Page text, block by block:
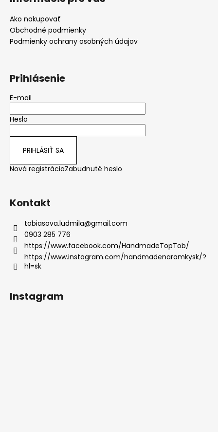
Ako nakupovať
Obchodné podmienky
Podmienky ochrany osobných údajov
Prihlásenie
E-mail
Heslo
PRIHLÁSIŤ SA
Nová registráciaZabudnuté heslo
Kontakt
tobiasova.ludmila@gmail.com
0903 285 776
https://www.facebook.com/HandmadeTopTob/
https://www.instagram.com/handmadenaramkysk/?
hl=sk
Instagram